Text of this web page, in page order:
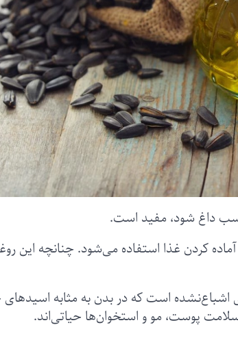
داغ شود، مفید است.
کردن غذا استفاده می‌شود. چنانچه این
است که در بدن به مثابه